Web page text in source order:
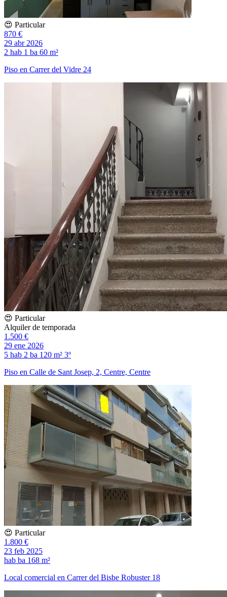
😍 Particular
870 €
29 abr 2026
2 hab 1 ba 60 m²
Piso en Carrer del Vidre 24
😍 Particular
Alquiler de temporada
1.500 €
29 ene 2026
5 hab 2 ba 120 m² 3º
Piso en Calle de Sant Josep, 2, Centre, Centre
😍 Particular
1.800 €
23 feb 2025
hab ba 168 m²
Local comercial en Carrer del Bisbe Robuster 18